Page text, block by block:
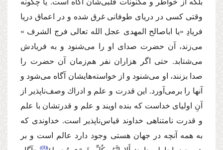
بلكه از خواطر و مكنونات قلبی‌شان آگاه است. یا چگونه
وقتی كسی در دریای طوفانی غرق شده و در اعماق دریا
فریادِ «یا اباصالح المهدی عجل الله تعالی فرج الشرف »
می‌زند، آن حضرت صدای او را می‌شنود و به فریادش
می‌شتابد. حتی اگر هزاران نفر هم‌زمان آن حضرت را
صدا بزنند، او می‌شنود و از خواسته‌هایشان آگاه می‌شود و
آنها را برمی‌آورد. این قدرت و علم و ادراك وصف‌ناپذیر از
آنِ اولیای خداست كه بنده اویند و علم و قدرتشان با علم
و قدرت نامتناهی خداوند قیاس‌ناپذیر است. خداوندی كه
به همه آنچه در جهان هستی وجود دارد عالم است و بر
(1)